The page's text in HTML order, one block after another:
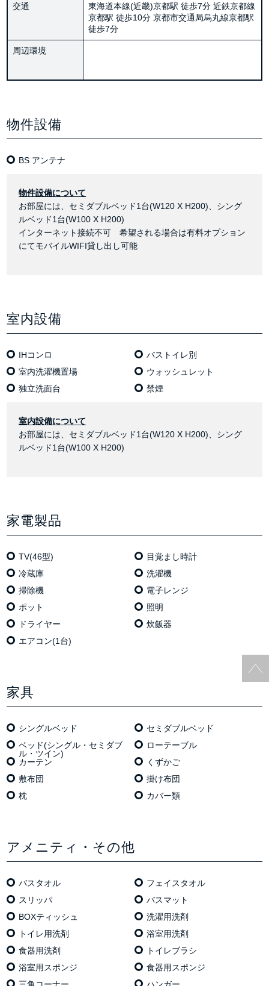
交通
東海道本線(近畿)京都駅 徒歩7分 近鉄京都線
京都駅 徒歩10分 京都市交通局烏丸線京都駅
徒歩7分
周辺環境
物件設備
BS アンテナ
物件設備について
お部屋には、セミダブルベッド1台(W120 X H200)、シング
ルベッド1台(W100 X H200)
インターネット接続不可 希望される場合は有料オプション
にてモバイルWIFI貸し出し可能
室内設備
IHコンロ
バストイレ別
室内洗濯機置場
ウォッシュレット
独⽴洗⾯台
禁煙
室内設備について
お部屋には、セミダブルベッド1台(W120 X H200)、シング
ルベッド1台(W100 X H200)
家電製品
TV(46型)
目覚まし時計
冷蔵庫
洗濯機
掃除機
電⼦レンジ
ポット
照明
ドライヤー
炊飯器
エアコン(1台)
家具
シングルベッド
セミダブルベッド
ベッド(シングル・セミダブ
ル・ツイン)
ローテーブル
カーテン
くずかご
敷布団
掛け布団
枕
カバー類
アメニティ・その他
バスタオル
フェイスタオル
スリッパ
バスマット
BOXティッシュ
洗濯用洗剤
トイレ用洗剤
浴室用洗剤
食器用洗剤
トイレブラシ
浴室用スポンジ
食器用スポンジ
三角コーナー
ハンガー